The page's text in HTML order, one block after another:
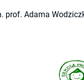
prof. Adama